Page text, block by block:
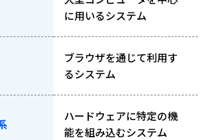
に用いるシステム
ブラウザを通じて利用す
るシステム
ハードウェアに特定の機
能を組み込むシステム